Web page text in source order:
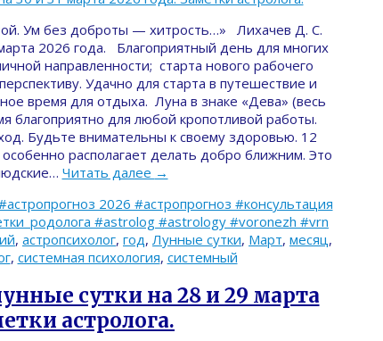
Ум без доброты — хитрость…» Лиxaчев Д. С.
2026 года. Благоприятный день для многих
направленности; старта нового рабочего
Удачно для старта в путешествие и
время для отдыха. Луна в знаке «Дева» (весь
благоприятно для любой кропотливой работы.
Будьте внимательны к своему здоровью. 12
располагает делать добро ближним. Это
Читать далее →
2026 #астропрогноз #консультация
#astrolog #astrology #voronezh #vrn
, астропсихолог, год, Лунные сутки, Март, месяц,
, системная психология, системный
сутки на 28 и 29 марта
астролога.